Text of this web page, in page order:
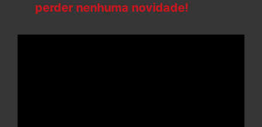
perder nenhuma novidade!